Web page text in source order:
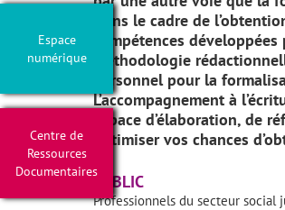
Espace
numérique
Centre de
Ressources
Documentaires
Dans le cadre de
compétences
méthodologie
personnel pour la
L’accompagnement à
espace d’élaboration, de
optimiser vos chances
PUBLIC
Professionnels du secteur social